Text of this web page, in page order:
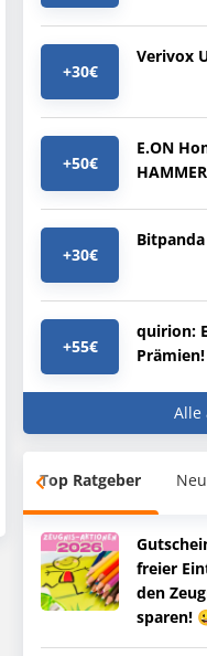
+30€
Verivox
+50€
E.ON
+30€
Bitpanda
+55€
quirion:
Alle
Top Ratgeber
freier
den
sparen!